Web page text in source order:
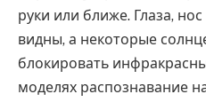
руки или ближе. Глаза,
видны, а некоторые
блокировать
моделях распознавание